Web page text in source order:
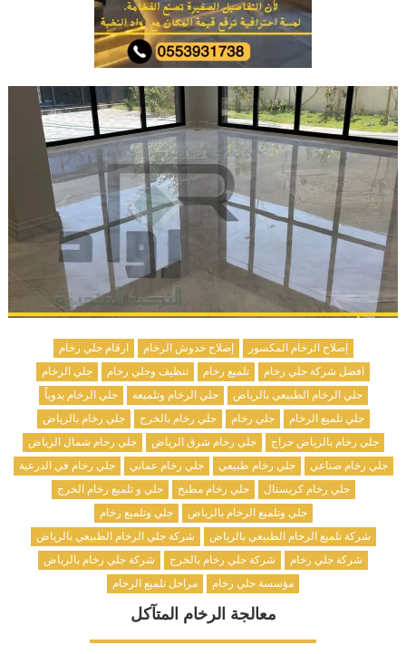
إصلاح الرخام المكسور إصلاح خدوش الرخام
ارقام جلي رخام
افضل شركة جلي رخام
تلميع رخام تنظيف وجلي رخام
جلي الرخام
جلي الرخام الطبيعي بالرياض
جلي الرخام وتلميعه
جلي الرخام يدوياً
جلي تلميع الرخام
جلي رخام جلي رخام بالخرج
جلي رخام بالرياض
جلي رخام بالرياض حراج
جلي رخام شرق الرياض
جلي رخام شمال الرياض
جلي رخام صناعي
جلي رخام طبيعي جلي رخام عماني
جلي رخام في الدرعية
جلي رخام كريستال
جلي رخام مطبخ
جلي و تلميع رخام الخرج
جلي وتلميع الرخام بالرياض
جلي وتلميع رخام
شركة تلميع الرخام الطبيعي بالرياض
شركة جلي الرخام الطبيعي بالرياض
شركة جلي رخام
شركة جلي رخام بالخرج
شركة جلي رخام بالرياض
مؤسسة جلي رخام
مراحل تلميع الرخام
معالجة الرخام المتآكل